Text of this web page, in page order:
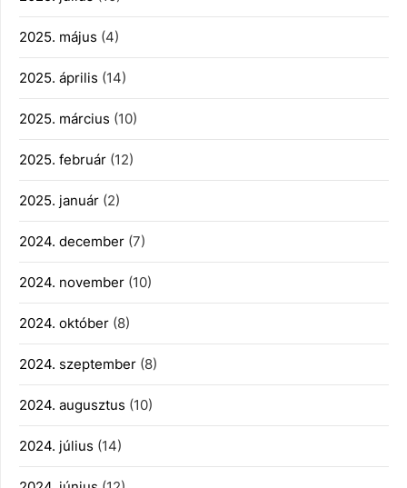
2025. május (4)
2025. április (14)
2025. március (10)
2025. február (12)
2025. január (2)
2024. december (7)
2024. november (10)
2024. október (8)
2024. szeptember (8)
2024. augusztus (10)
2024. július (14)